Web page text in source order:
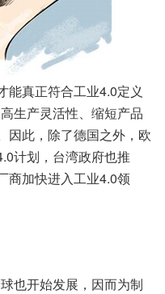
能真正符合工业4.0定义
生产灵活性、缩短产品
因此，除了德国之外，欧
计划，台湾政府也推
商加快进入工业4.0领
也开始发展，因而为制